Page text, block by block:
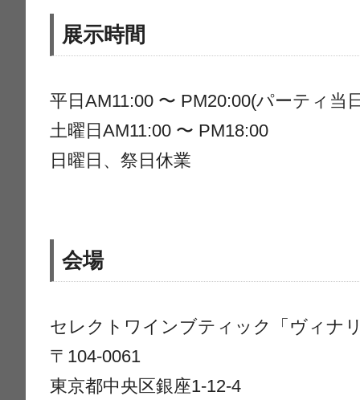
展示時間
平日AM11:00 〜 PM20:00(パーティ当
土曜日AM11:00 〜 PM18:00
日曜日、祭日休業
会場
セレクトワインブティック「ヴィナ
〒104-0061
東京都中央区銀座1-12-4